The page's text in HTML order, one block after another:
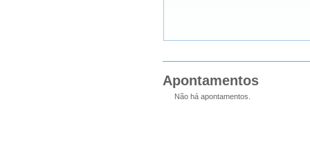
Apontamentos
Não há apontamentos.